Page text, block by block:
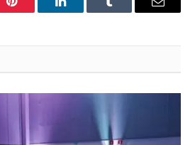
Pinterest LinkedInTumblr Email